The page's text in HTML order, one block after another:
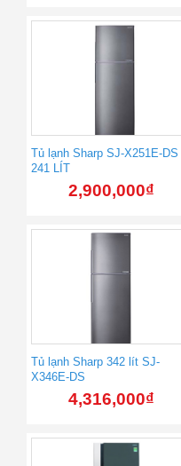
Tủ lạnh Sharp SJ-X251E-DS
241 LÍT
2,900,000₫
Tủ lạnh Sharp 342 lít SJ-
X346E-DS
4,316,000₫